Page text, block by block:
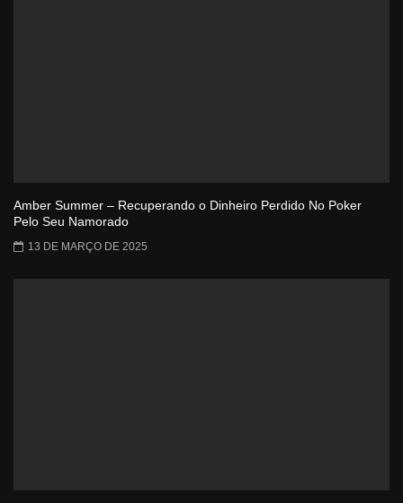
Amber Summer – Recuperando o Dinheiro Perdido No Poker
Pelo Seu Namorado
13 DE MARÇO DE 2025